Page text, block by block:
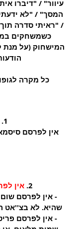
עיוור" / "דיברו
המסך" / "לא
/ "ראיתי סדרה
כשמשחקים
המישחוק (על מנת
כל מקרה
1.
אין לפרסם
2. אין
- אין לפרסם
שהיא. לא בצ''אט
- אין לפרסם